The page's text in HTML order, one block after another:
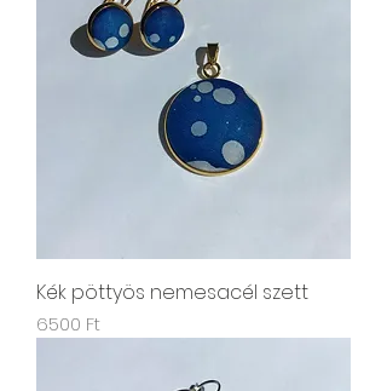
Kék pöttyös nemesacél szett
Ár
6500 Ft